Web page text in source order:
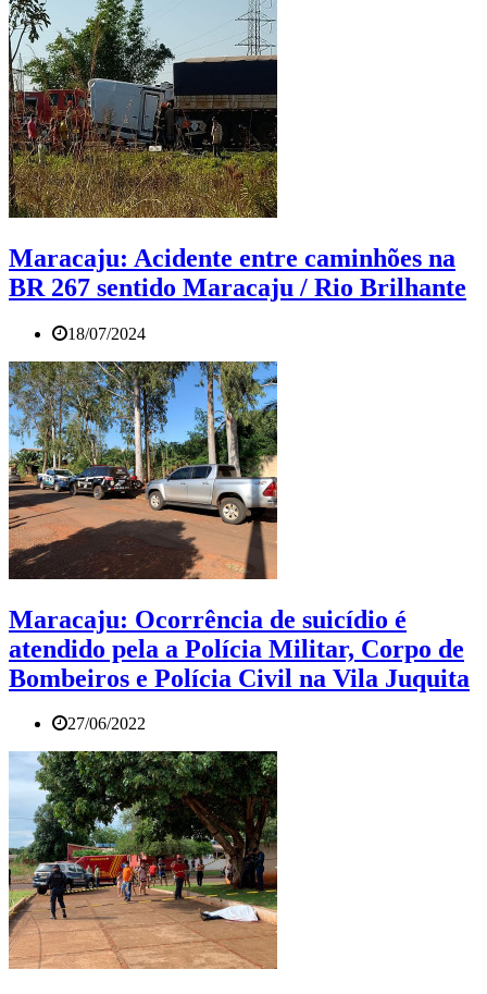
Maracaju: Acidente entre caminhões na
BR 267 sentido Maracaju / Rio Brilhante
18/07/2024
Maracaju: Ocorrência de suicídio é
atendido pela a Polícia Militar, Corpo de
Bombeiros e Polícia Civil na Vila Juquita
27/06/2022